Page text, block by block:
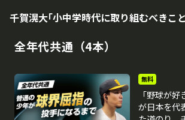
千賀滉大｢小中学時代に取り組むべきこ
全年代共通（4本）
無料
「野球が好
が日本を代